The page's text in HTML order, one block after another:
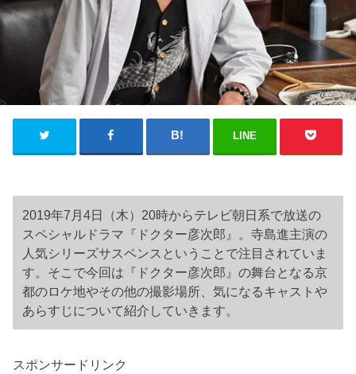
LINE
2019年7月4日（木）20時からテレビ朝日系で放送の
スペシャルドラマ『ドクター彦次郎』。寺島進主演の
人気シリーズサスペンスということで注目されていま
す。そこで今回は『ドクター彦次郎』の舞台となる京
都のロケ地やその他の撮影場所、気になるキャストや
あらすじについて紹介していきます。
スポンサードリンク